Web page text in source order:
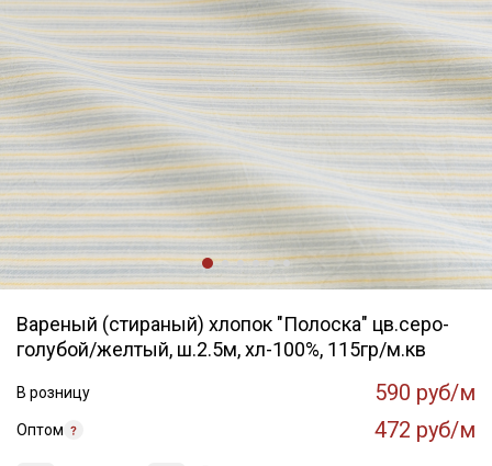
Вареный (стираный) хлопок "Полоска" цв.серо-
голубой/желтый, ш.2.5м, хл-100%, 115гр/м.кв
В розницу 590 руб/м
Оптом 472 руб/м